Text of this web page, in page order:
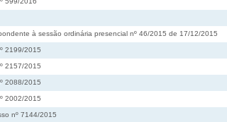
à sessão ordinária presencial nº 46/2015 de 17/12/2015
2199/2015
2157/2015
2088/2015
2002/2015
nº 7144/2015